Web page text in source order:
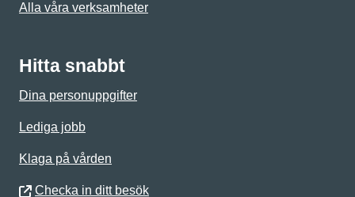
Alla våra verksamheter
Hitta snabbt
Dina personuppgifter
Lediga jobb
Klaga på vården
Checka in ditt besök